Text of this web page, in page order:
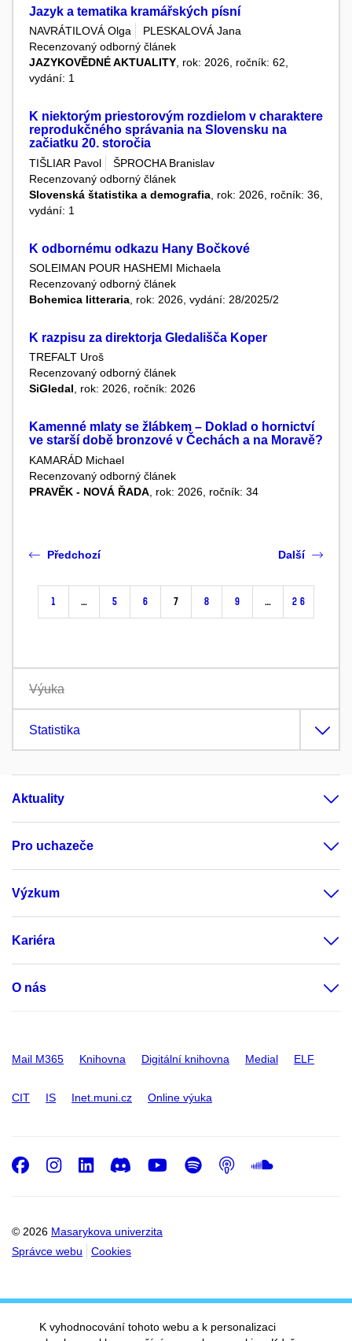
Jazyk a tematika kramářských písní
NAVRÁTILOVÁ Olga
PLESKALOVÁ Jana
Recenzovaný odborný článek
JAZYKOVĚDNÉ AKTUALITY, rok: 2026, ročník: 62,
vydání: 1
K niektorým priestorovým rozdielom v charaktere
reprodukčného správania na Slovensku na
začiatku 20. storočia
TIŠLIAR Pavol
ŠPROCHA Branislav
Recenzovaný odborný článek
Slovenská štatistika a demografia , rok: 2026, ročník: 36,
vydání: 1
K odbornému odkazu Hany Bočkové
SOLEIMAN POUR HASHEMI Michaela
Recenzovaný odborný článek
Bohemica litteraria , rok: 2026, vydání: 28/2025/2
K razpisu za direktorja Gledališča Koper
TREFALT Uroš
Recenzovaný odborný článek
SiGledal, rok: 2026, ročník: 2026
Kamenné mlaty se žlábkem – Doklad o hornictví
ve starší době bronzové v Čechách a na Moravě?
KAMARÁD Michael
Recenzovaný odborný článek
PRAVĚK - NOVÁ ŘADA , rok: 2026, ročník: 34
Předchozí
1 … 5 6 7 8 9 … 26
Další
Výuka
Statistika
Aktuality
Pro uchazeče
Výzkum
Kariéra
O nás
Mail M365 Knihovna Digitální knihovna Medial ELF
CIT IS Inet.muni.cz Online výuka
© 2026 Masarykova univerzita
Správce webu
Cookies
Facebook
Instagram
LinkedIn
DiscordYoutube
Spotify
Podcast
K vyhodnocování tohoto webu a k personalizaci